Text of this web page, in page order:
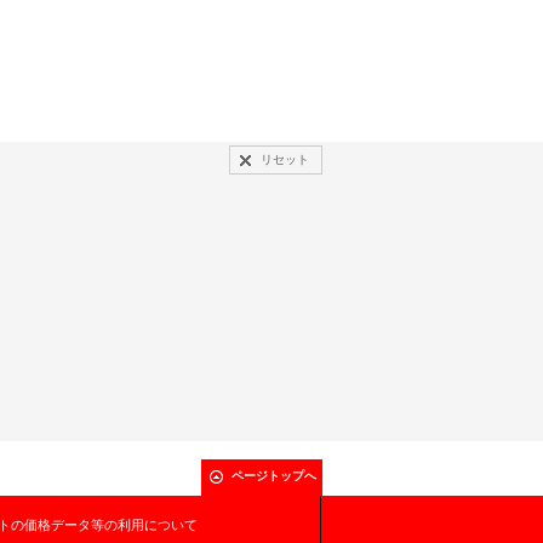
リセット
ページトップへ
の価格データ等の利用について